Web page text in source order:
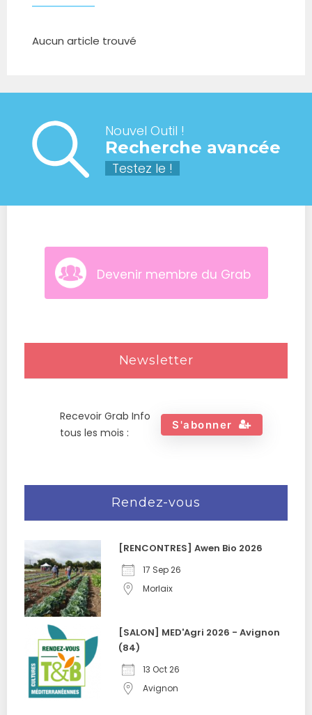
Aucun article trouvé
Nouvel Outil !
Recherche avancée
Testez le !
Devenir membre du Grab
Newsletter
Recevoir Grab Info
tous les mois :
S'abonner
Rendez-vous
[RENCONTRES] Awen Bio 2026
17 Sep 26
Morlaix
[SALON] MED'Agri 2026 - Avignon
(84)
13 Oct 26
Avignon